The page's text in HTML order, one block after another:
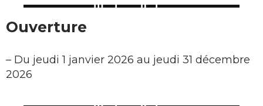
Ouverture
– Du jeudi 1 janvier 2026 au jeudi 31 décembre
2026